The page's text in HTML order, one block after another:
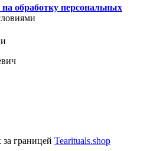
на обработку персональных
за границей Tearituals.shop